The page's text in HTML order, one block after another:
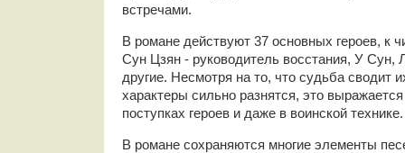
встречами.
В романе действуют 37 основных героев, к
Сун Цзян - руководитель восстания, У
другие. Несмотря на то, что судьба сводит
характеры сильно разнятся, это
поступках героев и даже в воинской технике.
В романе сохраняются многие элементы